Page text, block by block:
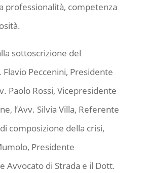
professionalità, competenza
sottoscrizione del
Flavio Peccenini, Presidente
Paolo Rossi, Vicepresidente
l’Avv. Silvia Villa, Referente
composizione della crisi,
Presidente
Avvocato di Strada e il Dott.